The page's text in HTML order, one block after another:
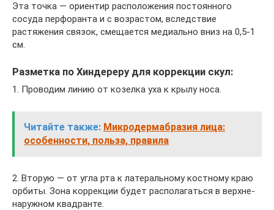
Эта точка — ориентир расположения постоянного
сосуда перфоранта и с возрастом, вследствие
растяжения связок, смещается медиально вниз на 0,5-1
см.
Разметка по Хиндереру для коррекции скул:
1. Проводим линию от козелка уха к крылу носа.
Читайте также: Микродермабразия лица:
особенности, польза, правила
2. Вторую — от угла рта к латеральному костному краю
орбиты. Зона коррекции будет располагаться в верхне-
наружном квадранте.